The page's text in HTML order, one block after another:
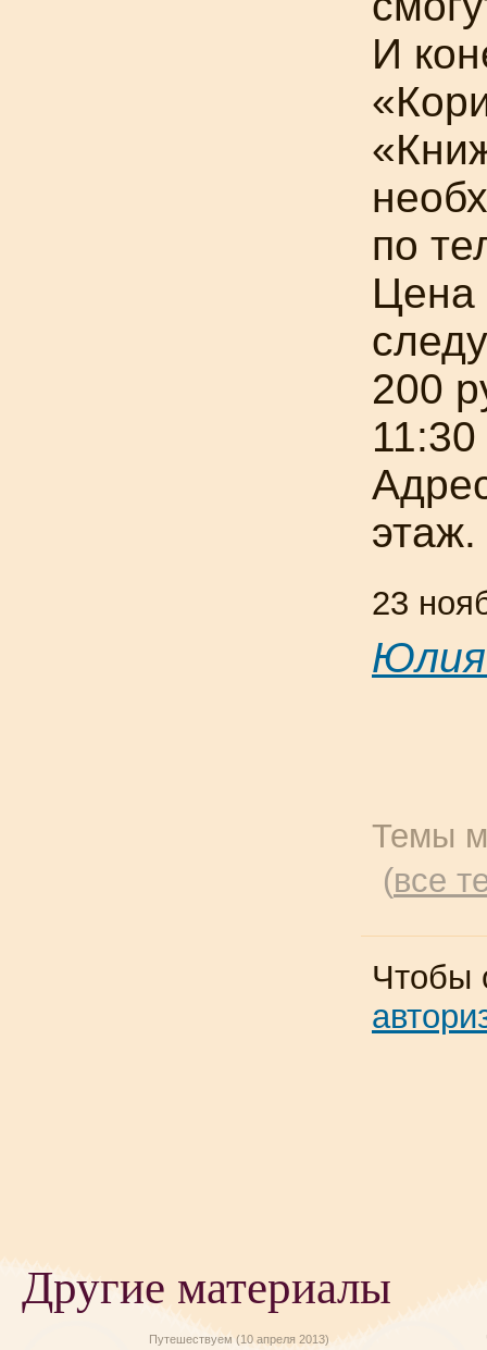
И
по
Цена
200
11:30
этаж.
23
Юлия
Темы
(все
Чтобы
Другие материалы
Путешествуем (10 апреля 2013)